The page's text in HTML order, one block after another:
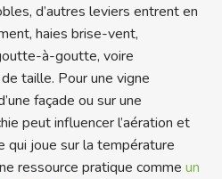
d’autres leviers entrent en
haies brise-vent,
à-goutte, voire
taille. Pour une vigne
façade ou sur une
peut influencer l’aération et
qui joue sur la température
ressource pratique comme un